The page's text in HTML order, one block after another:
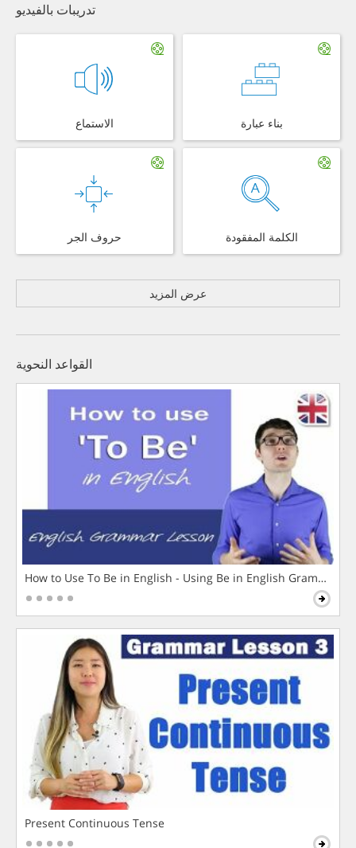
تدريبات بالفيديو
الاستماع بناء عبارة
حروف الجر الكلمة المفقودة
عرض المزيد
القواعد النحوية
How to Use To Be in English - Using Be in English Grammar
Present Continuous Tense